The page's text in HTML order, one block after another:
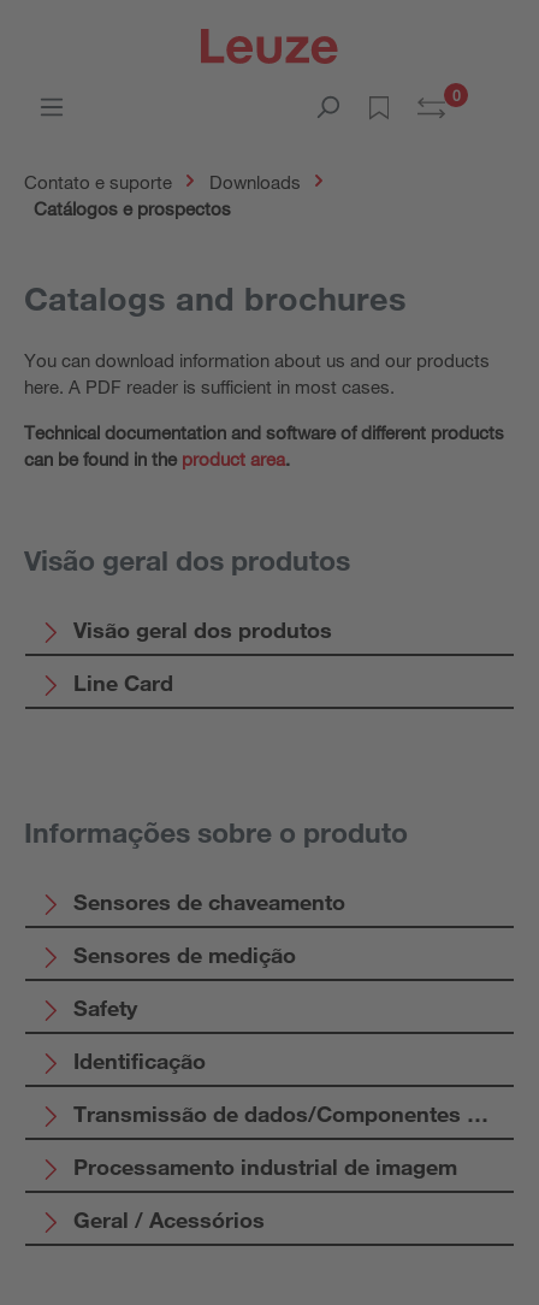
0
Contato e suporte
Downloads
Catálogos e prospectos
Catalogs and brochures
You can download information about us and our products
here. A PDF reader is sufficient in most cases.
Technical documentation and software of different products
can be found in the product area.
Visão geral dos produtos
Visão geral dos produtos
Line Card
Informações sobre o produto
Sensores de chaveamento
Sensores de medição
Safety
Identificação
Transmissão de dados/Componentes de
Processamento industrial de imagem
Geral / Acessórios